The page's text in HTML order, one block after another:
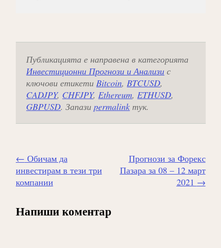
Публикацията е направена в категорията
Инвестиционни Прогнози и Анализи с
ключови етикетиBitcoin,BTCUSD,
CADJPY, CHFJPY,Ethereum,ETHUSD,
GBPUSD. Запазиpermalink тук.
Навигиране
на
публикацията
← Обичам да
инвестирам в тези три
компании
Прогнози за Форекс
Пазара за 08 – 12 март
2021 →
Напиши коментар